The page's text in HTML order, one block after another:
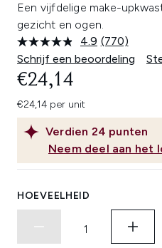
Een vijfdelige make-
gezicht en ogen.
4.9 Lees
770
(770)
Schrijf een beoordeling
Verdien 24 punten
Neem deel aan het
€24,14
€24,14 per unit
HOEVEELHEID